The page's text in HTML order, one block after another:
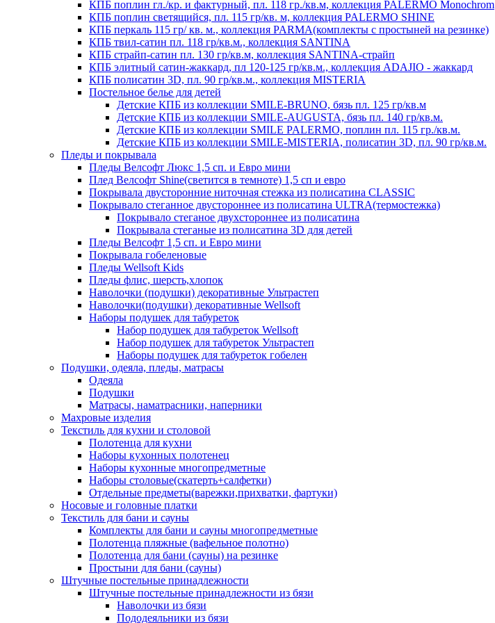
КПБ поплин гл./кр. и фактурный, пл. 118 гр./кв.м, коллекция PALERMO Monochrom
КПБ поплин светящийся, пл. 115 гр/кв. м, коллекция PALERMO SHINE
КПБ перкаль 115 гр/ кв. м., коллекция PARMA(комплекты с простыней на резинке)
КПБ твил-сатин пл. 118 гр/кв.м., коллекция SANTINA
КПБ страйп-сатин пл. 130 гр/кв.м, коллекция SANTINA-страйп
КПБ элитный сатин-жаккард, пл 120-125 гр/кв.м., коллекция ADAJIO - жаккард
КПБ полисатин 3D, пл. 90 гр/кв.м., коллекция MISTERIA
Постельное белье для детей
Детские КПБ из коллекции SMILE-BRUNO, бязь пл. 125 гр/кв.м
Детские КПБ из коллекции SMILE-AUGUSTA, бязь пл. 140 гр/кв.м.
Детские КПБ из коллекции SMILE PALERMO, поплин пл. 115 гр./кв.м.
Детские КПБ из коллекции SMILE-MISTERIA, полисатин 3D, пл. 90 гр/кв.м.
Пледы и покрывала
Пледы Велсофт Люкс 1,5 сп. и Евро мини
Плед Велсофт Shine(светится в темноте) 1,5 сп и евро
Покрывала двусторонние ниточная стежка из полисатина CLASSIC
Покрывало стеганное двустороннее из полисатина ULTRA(термостежка)
Покрывало стеганое двухстороннее из полисатина
Покрывала стеганые из полисатина 3D для детей
Пледы Велсофт 1,5 сп. и Евро мини
Покрывала гобеленовые
Пледы Wellsoft Kids
Пледы флис, шерсть,хлопок
Наволочки (подушки) декоративные Ультрастеп
Наволочки(подушки) декоративные Wellsoft
Наборы подушек для табуреток
Набор подушек для табуреток Wellsoft
Набор подушек для табуреток Ультрастеп
Наборы подушек для табуреток гобелен
Подушки, одеяла, пледы, матрасы
Одеяла
Подушки
Матрасы, наматрасники, наперники
Махровые изделия
Текстиль для кухни и столовой
Полотенца для кухни
Наборы кухонных полотенец
Наборы кухонные многопредметные
Наборы столовые(скатерть+салфетки)
Отдельные предметы(варежки,прихватки, фартуки)
Носовые и головные платки
Текстиль для бани и сауны
Комплекты для бани и сауны многопредметные
Полотенца пляжные (вафельное полотно)
Полотенца для бани (сауны) на резинке
Простыни для бани (сауны)
Штучные постельные принадлежности
Штучные постельные принадлежности из бязи
Наволочки из бязи
Пододеяльники из бязи